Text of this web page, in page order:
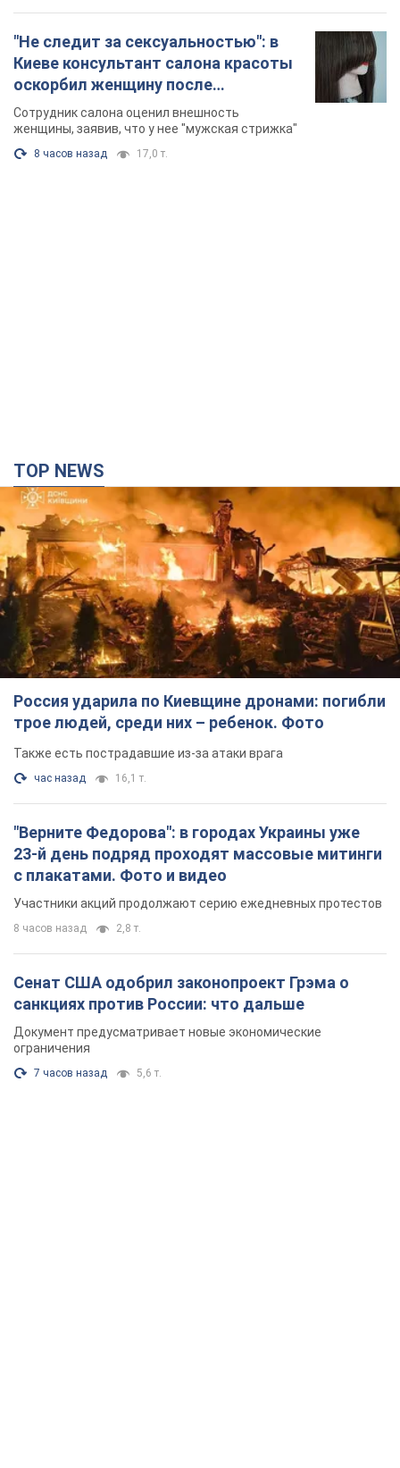
"Не следит за сексуальностью": в
Киеве консультант салона красоты
оскорбил женщину после
химиотерапии, разгорелся скандал.
Фото
Сотрудник салона оценил внешность
женщины, заявив, что у нее "мужская стрижка"
8 часов назад 17,0 т.
TOP NEWS
Россия ударила по Киевщине дронами: погибли
трое людей, среди них – ребенок. Фото
Также есть пострадавшие из-за атаки врага
час назад 16,1 т.
"Верните Федорова": в городах Украины уже
23-й день подряд проходят массовые митинги
с плакатами. Фото и видео
Участники акций продолжают серию ежедневных протестов
8 часов назад 2,8 т.
Сенат США одобрил законопроект Грэма о
санкциях против России: что дальше
Документ предусматривает новые экономические
ограничения
7 часов назад 5,6 т.